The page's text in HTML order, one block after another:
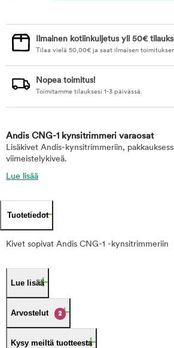
Ilmainen kotiinkuljetus yli 50€
Tilaa vielä 50,00€ ja saat ilmaisen
Nopea toimitus!
Toimitamme tilauksesi 1-3 päivässä.
Andis CNG-1 kynsitrimmeri varaosat
Lisäkivet Andis-kynsitrimmeriin,
viimeistelykiveä.
Lue lisää
Tuotetiedot
Kivet sopivat Andis CNG-1 -kynsitrimmeriin
Lue lisää
Arvostelut 2
Kysy meiltä tuotteesta